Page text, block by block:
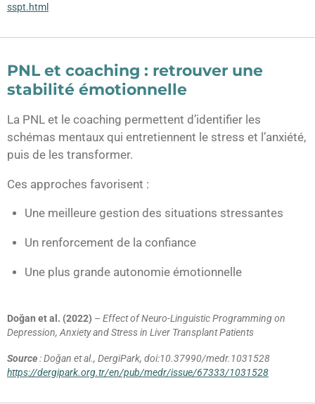
sspt.html
PNL et coaching : retrouver une
stabilité émotionnelle
La PNL et le coaching permettent d’identifier les
schémas mentaux qui entretiennent le stress et l’anxiété,
puis de les transformer.
Ces approches favorisent :
Une meilleure gestion des situations stressantes
Un renforcement de la confiance
Une plus grande autonomie émotionnelle
Doğan et al. (2022) – Effect of Neuro-Linguistic Programming on
Depression, Anxiety and Stress in Liver Transplant Patients
Source: Doğan et al., DergiPark, doi:10.37990/medr.1031528
https://dergipark.org.tr/en/pub/medr/issue/67333/1031528